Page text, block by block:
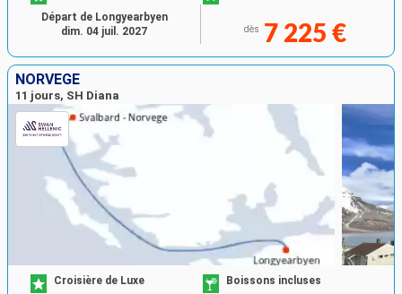
dès 7 225 €
Départ de Longyearbyen
dim. 04 juil. 2027
NORVÈGE
11 jours, SH Diana
Croisière de Luxe
Boissons incluses